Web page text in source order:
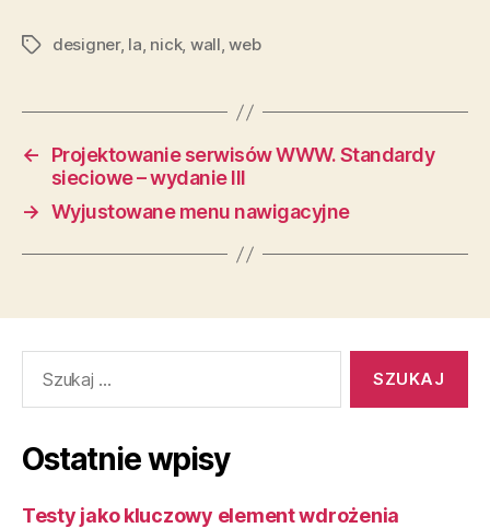
Tagidesigner, la, nick, wall,web
←
Projektowanie serwisów WWW. Standardy
sieciowe – wydanie III
→ Wyjustowane menu nawigacyjne
Ostatnie wpisy
Testy jako kluczowy element wdrożenia